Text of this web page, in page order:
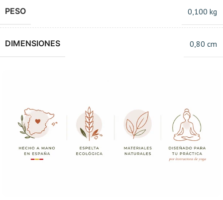
PESO 0,100 kg
DIMENSIONES 0,80 cm